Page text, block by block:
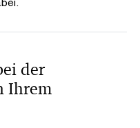
der
Ihrem